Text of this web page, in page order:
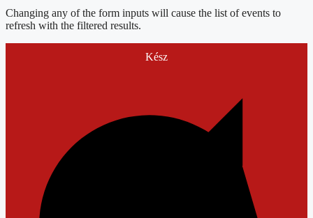
Changing any of the form inputs will cause the list of events to
refresh with the filtered results.
Kész